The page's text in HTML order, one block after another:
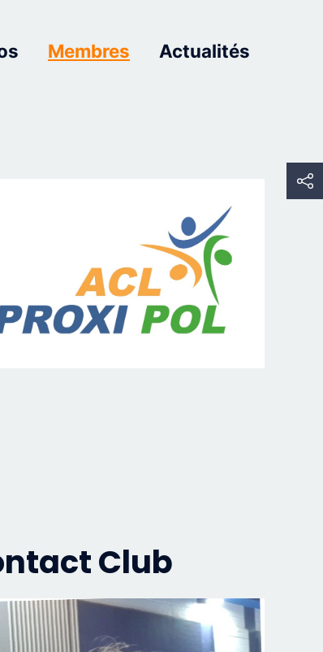
Membres Actualités
Club